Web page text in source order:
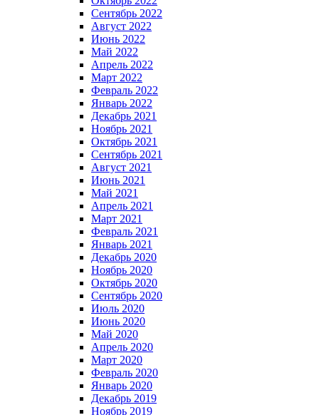
Сентябрь 2022
Август 2022
Июнь 2022
Май 2022
Апрель 2022
Март 2022
Февраль 2022
Январь 2022
Декабрь 2021
Ноябрь 2021
Октябрь 2021
Сентябрь 2021
Август 2021
Июнь 2021
Май 2021
Апрель 2021
Март 2021
Февраль 2021
Январь 2021
Декабрь 2020
Ноябрь 2020
Октябрь 2020
Сентябрь 2020
Июль 2020
Июнь 2020
Май 2020
Апрель 2020
Март 2020
Февраль 2020
Январь 2020
Декабрь 2019
Ноябрь 2019